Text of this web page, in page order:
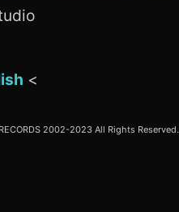
<
2002-2023 All Rights Reserved.